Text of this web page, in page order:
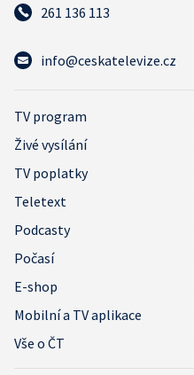
261 136 113
info@ceskatelevize.cz
TV program
Živé vysílání
TV poplatky
Teletext
Podcasty
Počasí
E-shop
Mobilní a TV aplikace
Vše o ČT